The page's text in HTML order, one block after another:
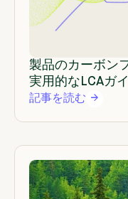
製品のカーボン
実用的なLCAガ
記事を読む